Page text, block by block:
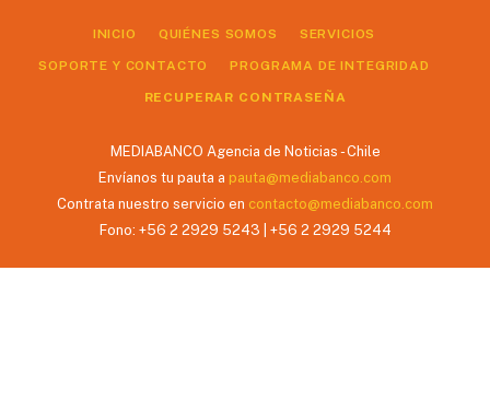
INICIO QUIÉNES SOMOS SERVICIOS
SOPORTE Y CONTACTO PROGRAMA DE INTEGRIDAD
RECUPERAR CONTRASEÑA
MEDIABANCO Agencia de Noticias - Chile
Envíanos tu pauta a pauta@mediabanco.com
Contrata nuestro servicio en contacto@mediabanco.com
Fono: +56 2 2929 5243 | +56 2 2929 5244